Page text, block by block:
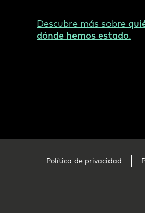
Descubre más sobre
dónde hemos estado.
Footer
Política de privacidad